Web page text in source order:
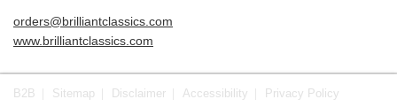
orders@brilliantclassics.com
www.brilliantclassics.com
B2B Sitemap Disclaimer Accessibility Privacy Policy